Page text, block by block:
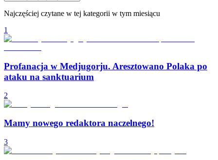
Najczęściej czytane w tej kategorii w tym miesiącu
1
Profanacja w Medjugorju. Aresztowano Polaka po
ataku na sanktuarium
2
Mamy nowego redaktora naczelnego!
3